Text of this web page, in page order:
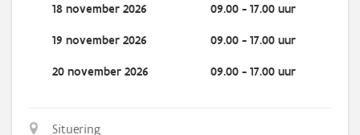
18 november 2026 09.00 - 17.00 uur
19 november 2026 09.00 - 17.00 uur
20 november 2026 09.00 - 17.00 uur
Situering